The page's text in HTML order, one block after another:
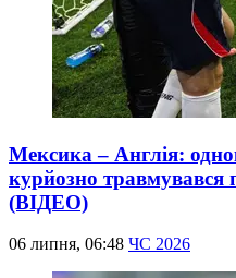
Мексика – Англія:
курйозно травмувався
(ВІДЕО)
06 липня, 06:48 ЧС 2026